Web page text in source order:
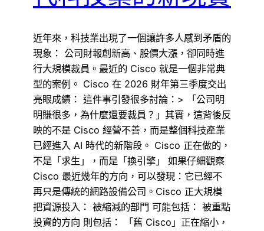
近年來，科技業出現了一個讓許多人感到矛盾的
現象： 公司財報創新高、股價大漲，卻同時進
行大規模裁員。最近的 Cisco 就是一個非常典
型的案例。 Cisco 在 2026 財年第三季度交出
亮眼成績： 這件事引發很多討論：> 「公司明
明賺很多，為什麼還要裁員？」其實，這背後反
映的不是 Cisco 經營不善，而是整個科技產業
已經進入 AI 時代的新階段。 Cisco 正在做的，
不是「求生」，而是「換引擎」 如果仔細觀察
Cisco 最近幾年的方向，可以發現：它已經不
再只是傳統的網路設備公司。Cisco 正大規模
把資源投入： 被縮減的部門 可能包括： 被重點
投資的方向 則包括： 「舊 Cisco」正在縮小，